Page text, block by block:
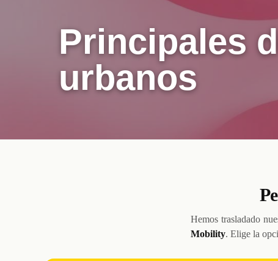
Principales
urbanos
Hemos trasladado
Mobility. Elige la